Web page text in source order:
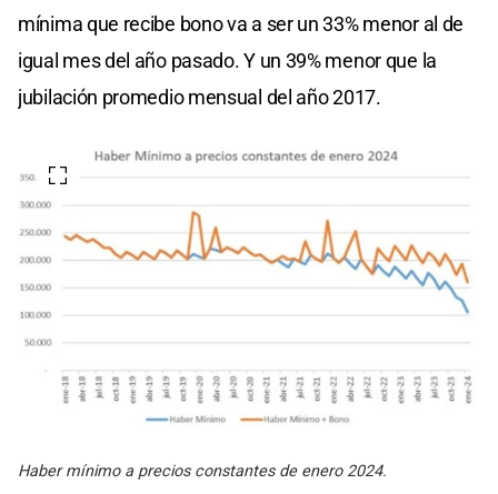
mínima que recibe bono va a ser un 33% menor al de
igual mes del año pasado. Y un 39% menor que la
jubilación promedio mensual del año 2017.
Haber mínimo a precios constantes de enero 2024.